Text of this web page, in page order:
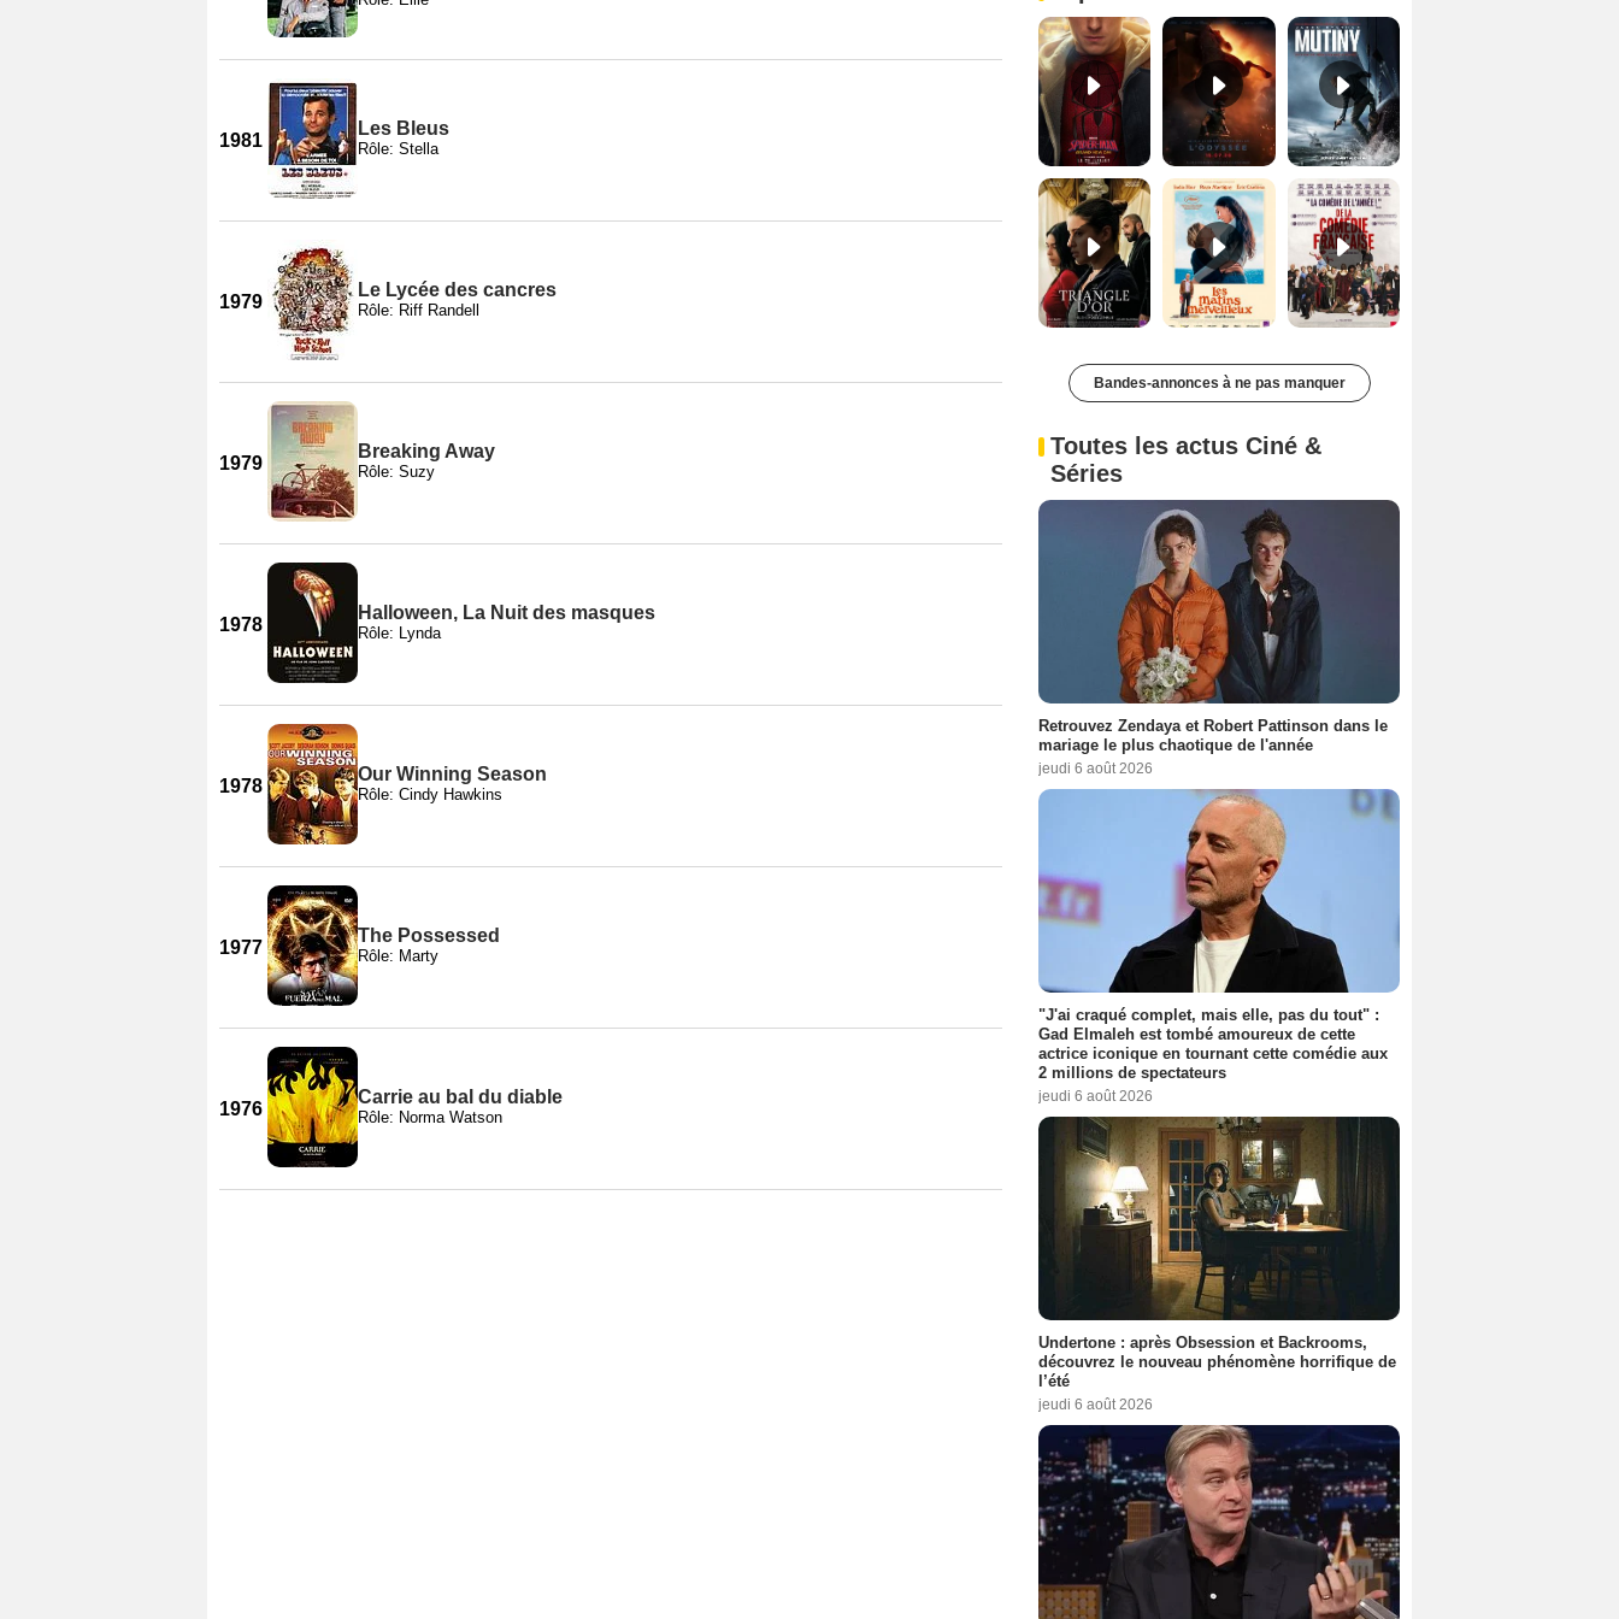
1981
Les Bleus
Rôle: Stella
1979
Le Lycée des cancres
Rôle: Riff Randell
1979
Breaking Away
Rôle: Suzy
1978
Halloween, La Nuit des masques
Rôle: Lynda
1978
Our Winning Season
Rôle: Cindy Hawkins
1977
The Possessed
Rôle: Marty
1976
Carrie au bal du diable
Rôle: Norma Watson
Les Matins merveilleux Bande-annonce VF De la Comédie-Française Teaser VF
Bandes-annonces à ne pas manquer
Toutes les actus Ciné &
Séries
Retrouvez Zendaya et Robert Pattinson dans le
mariage le plus chaotique de l'année
jeudi 6 août 2026
"J'ai craqué complet, mais elle, pas du tout" :
Gad Elmaleh est tombé amoureux de cette
actrice iconique en tournant cette comédie aux
2 millions de spectateurs
jeudi 6 août 2026
Undertone : après Obsession et Backrooms,
découvrez le nouveau phénomène horrifique de
l’été
jeudi 6 août 2026